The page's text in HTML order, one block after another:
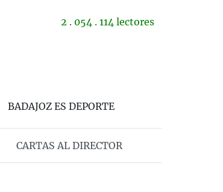
2 . 054 . 114 lectores
BADAJOZ ES DEPORTE
CARTAS AL DIRECTOR